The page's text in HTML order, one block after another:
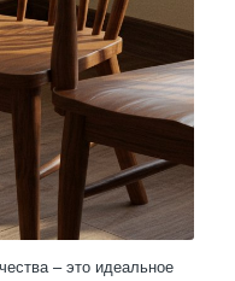
– это идеальное